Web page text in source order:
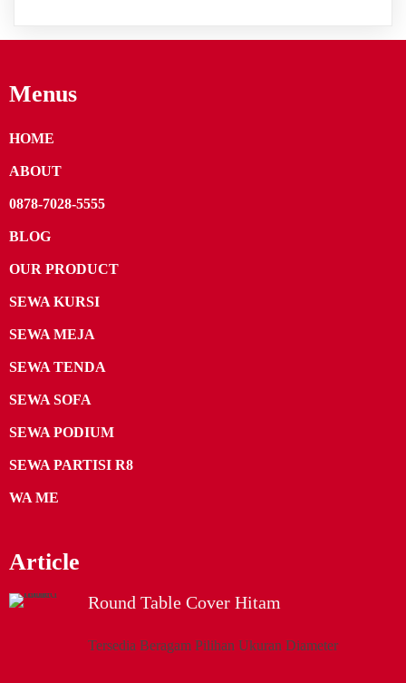
Menus
HOME
ABOUT
0878-7028-5555
BLOG
OUR PRODUCT
SEWA KURSI
SEWA MEJA
SEWA TENDA
SEWA SOFA
SEWA PODIUM
SEWA PARTISI R8
WA ME
Article
Round Table Cover Hitam
Tersedia Beragam Pilihan Ukuran Diameter